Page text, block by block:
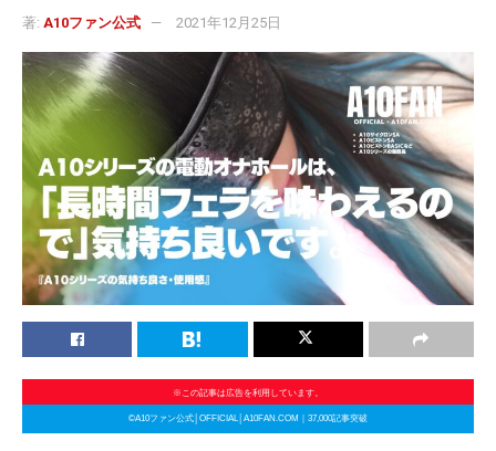
著: A10ファン公式 2021年12月25日
※この記事は広告を利用しています。
©A10ファン公式│OFFICIAL│A10FAN.COM｜37,000記事突破